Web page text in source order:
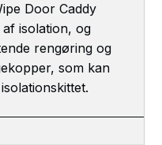
Door Caddy
isolation, og
rengøring og
som kan